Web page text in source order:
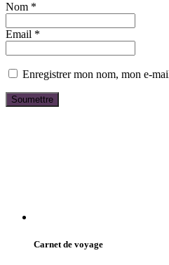
Nom *
Email *
Enregistrer mon nom, mon e-
Carnet de voyage